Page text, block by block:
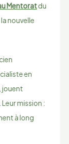
Mentoratdu
nouvelle
en
jouent
mission :
à long